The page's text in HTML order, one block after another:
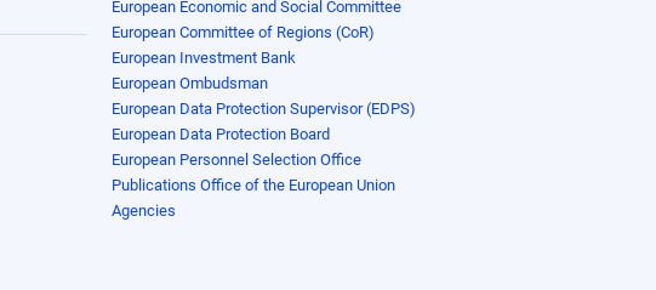
European Economic and Social Committee
European Committee of Regions (CoR)
European Investment Bank
European Ombudsman
European Data Protection Supervisor (EDPS)
European Data Protection Board
European Personnel Selection Office
Publications Office of the European Union
Agencies